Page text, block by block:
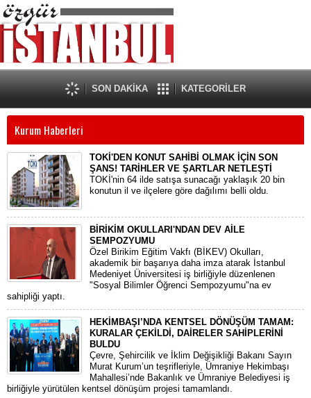
SON DAKİKA KATEGORİLER
Kurum Haberleri
TOKİ'DEN KONUT SAHİBİ OLMAK İÇİN SON
ŞANS! TARİHLER VE ŞARTLAR NETLEŞTİ
TOKİ'nin 64 ilde satışa sunacağı yaklaşık 20 bin
konutun il ve ilçelere göre dağılımı belli oldu.
BİRİKİM OKULLARI'NDAN DEV AİLE
SEMPOZYUMU
​Özel Birikim Eğitim Vakfı (BİKEV) Okulları,
akademik bir başarıya daha imza atarak İstanbul
Medeniyet Üniversitesi iş birliğiyle düzenlenen
"Sosyal Bilimler Öğrenci Sempozyumu"na ev
sahipliği yaptı.
HEKİMBAŞI’NDA KENTSEL DÖNÜŞÜM TAMAM:
KURALAR ÇEKİLDİ, DAİRELER SAHİPLERİNİ
BULDU
Çevre, Şehircilik ve İklim Değişikliği Bakanı Sayın
Murat Kurum’un teşrifleriyle, Ümraniye Hekimbaşı
Mahallesi’nde Bakanlık ve Ümraniye Belediyesi iş
birliğiyle yürütülen kentsel dönüşüm projesi tamamlandı.